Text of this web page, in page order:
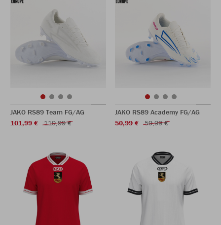
JAKO RS89 Team FG/AG
101,99 €
119,99 €
JAKO RS89 Academy FG/AG
50,99 €
59,99 €